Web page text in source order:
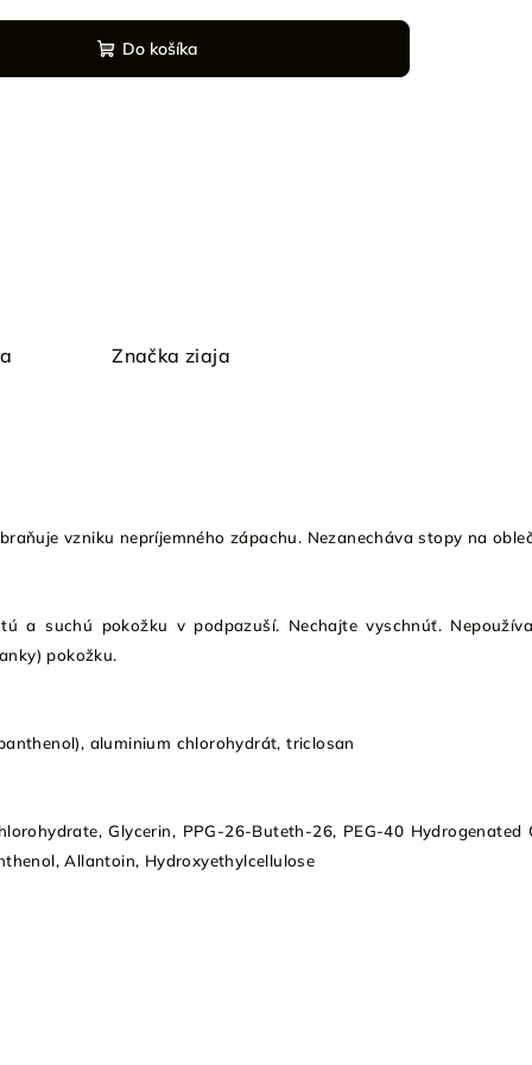
Do košíka
Značka ziaja
vzniku nepríjemného zápachu. Nezanecháva stopy na
a suchú pokožku v podpazuší. Nechajte vyschnúť.
pokožku.
aluminium chlorohydrát, triclosan
Glycerin, PPG-26-Buteth-26, PEG-40 Hydrogenated
Allantoin, Hydroxyethylcellulose